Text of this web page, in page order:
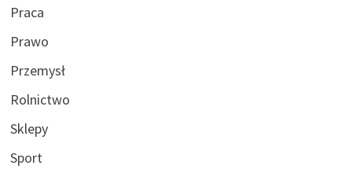
Praca
Prawo
Przemysł
Rolnictwo
Sklepy
Sport